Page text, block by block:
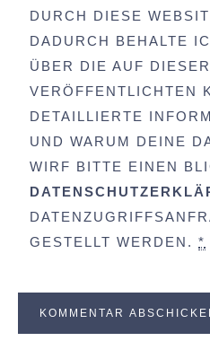
DURCH DIESE
DADURCH BEHALTE
ÜBER DIE AUF
VERÖFFENTLICHTEN
DETAILLIERTE
UND WARUM DEINE
WIRF BITTE EINEN
GESTELLT WERDEN. *